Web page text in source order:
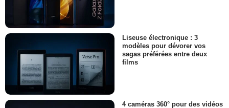
Liseuse électronique : 3
modèles pour dévorer vos
sagas préférées entre deux
films
4 caméras 360° pour des vidéos